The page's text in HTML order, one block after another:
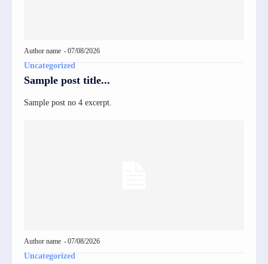
Author name -07/08/2026
Uncategorized
Sample post title...
Sample post no 4 excerpt.
Author name -07/08/2026
Uncategorized